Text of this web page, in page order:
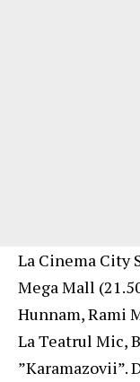
La Cinema City
Mega Mall
Hunnam, Rami
La Teatrul Mic,
”Karamazovii”.